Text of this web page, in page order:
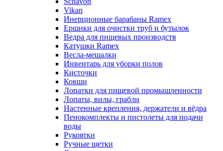
Vikan
Инерционные барабаны Ramex
Ершики для очистки труб и бутылок
Ведра для пищевых производств
Катушки Ramex
Весла-мешалки
Инвентарь для уборки полов
Кисточки
Ковши
Лопатки для пищевой промышленности
Лопаты, вилы, грабли
Настенные крепления, держатели и вёдра
Пенокомплекты и пистолеты для подачи
воды
Рукоятки
Ручные щетки